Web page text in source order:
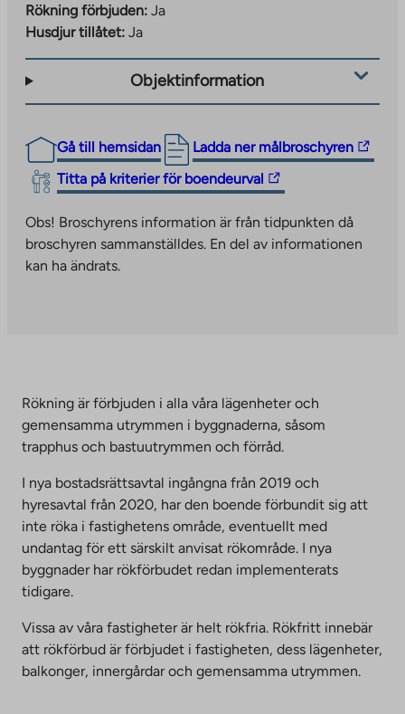
Rökning förbjuden: Ja
Husdjur tillåtet: Ja
Objektinformation
Gå till hemsidan Ladda ner målbroschyren
The
link
takes
to
an
new
tab
Titta på kriterier för boendeurval
The
link
takes
you
to
in
new
Obs! Broschyrens information är från tidpunkten då
broschyren sammanställdes. En del av informationen
kan ha ändrats.
Rökning är förbjuden i alla våra lägenheter och
gemensamma utrymmen i byggnaderna, såsom
trapphus och bastuutrymmen och förråd.
I nya bostadsrättsavtal ingångna från 2019 och
hyresavtal från 2020, har den boende förbundit sig att
inte röka i fastighetens område, eventuellt med
undantag för ett särskilt anvisat rökområde. I nya
byggnader har rökförbudet redan implementerats
tidigare.
Vissa av våra fastigheter är helt rökfria. Rökfritt innebär
att rökförbud är förbjudet i fastigheten, dess lägenheter,
balkonger, innergårdar och gemensamma utrymmen.